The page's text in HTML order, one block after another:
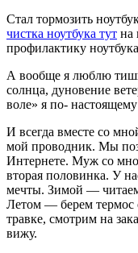
Стал тормозить
чистка ноутбука тут на
профилактику
А вообще я люблю
солнца, дуновение
воле» я по-
И всегда вместе со
мой проводник. Мы
Интернете. Муж со
вторая половинка. У
мечты. Зимой —
Летом — берем термос
травке, смотрим на
вижу.